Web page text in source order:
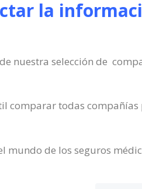
la
nuestra selección de
comparar todas compañías
mundo de los seguros